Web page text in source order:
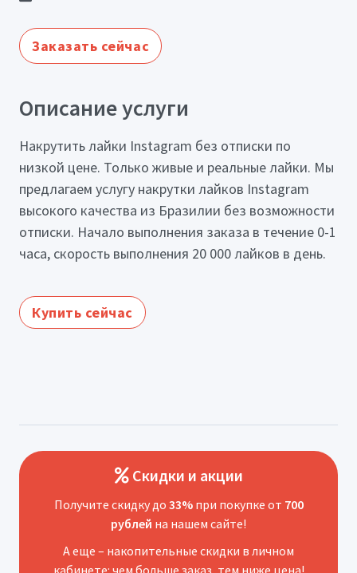
Заказать сейчас
Описание услуги
Накрутить лайки Instagram без отписки по
низкой цене. Только живые и реальные лайки. Мы
предлагаем услугу накрутки лайков Instagram
высокого качества из Бразилии без возможности
отписки. Начало выполнения заказа в течение 0-1
часа, скорость выполнения 20 000 лайков в день.
Купить сейчас
Скидки и акции
Получите скидку до 33%при покупке от 700
рублей на нашем сайте!
А еще – накопительные скидки в личном